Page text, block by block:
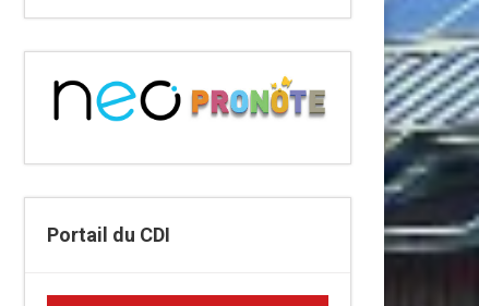
Portail du CDI